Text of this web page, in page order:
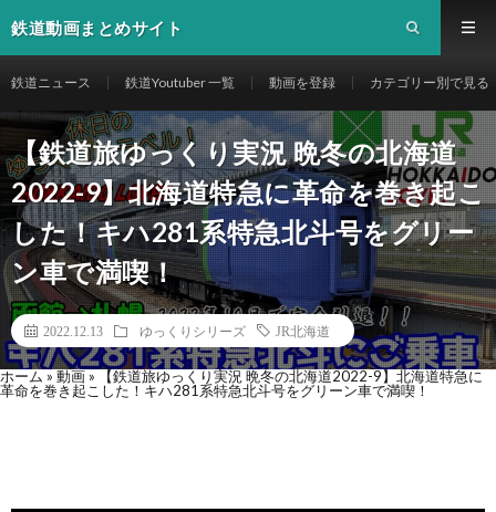
鉄道動画まとめサイト
鉄道ニュース 鉄道Youtuber 一覧 動画を登録 カテゴリー別で見る
【鉄道旅ゆっくり実況 晩冬の北海道
2022-9】北海道特急に革命を巻き起こ
した！キハ281系特急北斗号をグリー
ン車で満喫！
2022.12.13 ゆっくりシリーズ JR北海道
ホーム » 動画 » 【鉄道旅ゆっくり実況 晩冬の北海道2022-9】北海道特急に
革命を巻き起こした！キハ281系特急北斗号をグリーン車で満喫！